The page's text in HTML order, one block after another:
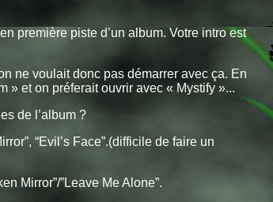
première piste d’un album. Votre intro est
ne voulait donc pas démarrer avec ça. En
» et on préferait ouvrir avec « Mystify »...
de l’album ?
“Evil’s Face”.(difficile de faire un
Mirror”/”Leave Me Alone”.